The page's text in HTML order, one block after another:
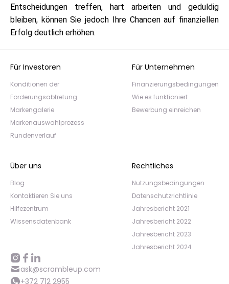
Entscheidungen treffen, hart arbeiten und geduldig
bleiben, können Sie jedoch Ihre Chancen auf finanziellen
Erfolg deutlich erhöhen.
Für Investoren
Konditionen der
Forderungsabtretung
Markengalerie
Markenauswahlprozess
Rundenverlauf
Für Unternehmen
Finanzierungsbedingungen
Wie es funktioniert
Bewerbung einreichen
Über uns
Blog
Kontaktieren Sie uns
Hilfezentrum
Wissensdatenbank
Rechtliches
Nutzungsbedingungen
Datenschutzrichtlinie
Jahresbericht 2021
Jahresbericht 2022
Jahresbericht 2023
Jahresbericht 2024
ask@scrambleup.com
+372 712 2955